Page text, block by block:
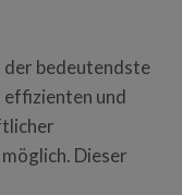
der bedeutendste
effizienten und
Dieser